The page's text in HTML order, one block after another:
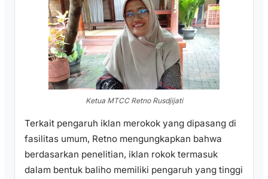
Ketua MTCC Retno Rusdjijati
Terkait pengaruh iklan merokok yang dipasang di
fasilitas umum, Retno mengungkapkan bahwa
berdasarkan penelitian, iklan rokok termasuk
dalam bentuk baliho memiliki pengaruh yang tinggi